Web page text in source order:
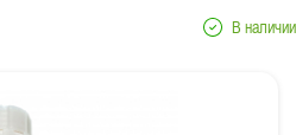
В наличии